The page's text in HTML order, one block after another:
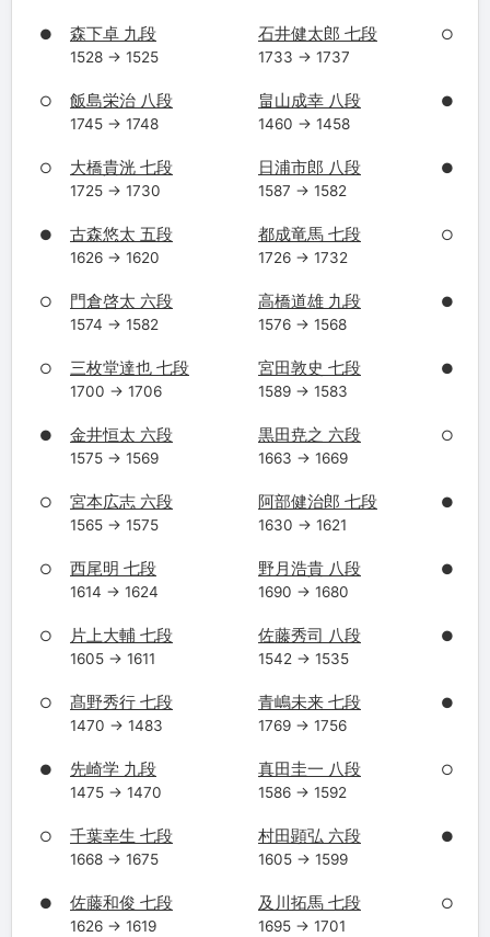
● 森下卓 九段
1528 → 1525
石井健太郎 七段
1733 → 1737
○
○ 飯島栄治 八段
1745 → 1748
畠山成幸 八段
1460 → 1458
●
○ 大橋貴洸 七段
1725 → 1730
日浦市郎 八段
1587 → 1582
●
● 古森悠太 五段
1626 → 1620
都成竜馬 七段
1726 → 1732
○
○ 門倉啓太 六段
1574 → 1582
高橋道雄 九段
1576 → 1568
●
○ 三枚堂達也 七段
1700 → 1706
宮田敦史 七段
1589 → 1583
●
● 金井恒太 六段
1575 → 1569
黒田尭之 六段
1663 → 1669
○
○ 宮本広志 六段
1565 → 1575
阿部健治郎 七段
1630 → 1621
●
○ 西尾明 七段
1614 → 1624
野月浩貴 八段
1690 → 1680
●
○ 片上大輔 七段
1605 → 1611
佐藤秀司 八段
1542 → 1535
●
○ 髙野秀行 七段
1470 → 1483
青嶋未来 七段
1769 → 1756
●
● 先崎学 九段
1475 → 1470
真田圭一 八段
1586 → 1592
○
○ 千葉幸生 七段
1668 → 1675
村田顕弘 六段
1605 → 1599
●
● 佐藤和俊 七段
1626 → 1619
及川拓馬 七段
1695 → 1701
○